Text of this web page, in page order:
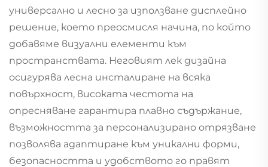
универсално и лесно за използване дисплейно
решение, което преосмисля начина, по който
добавяме визуални елементи към
пространствата. Неговият лек дизайна
осигурява лесна инсталиране на всяка
повърхност, високата честота на
опресняване гарантира плавно съдържание,
възможността за персонализирано отрязване
позволява адаптиране към уникални форми,
безопасността и удобството го правят